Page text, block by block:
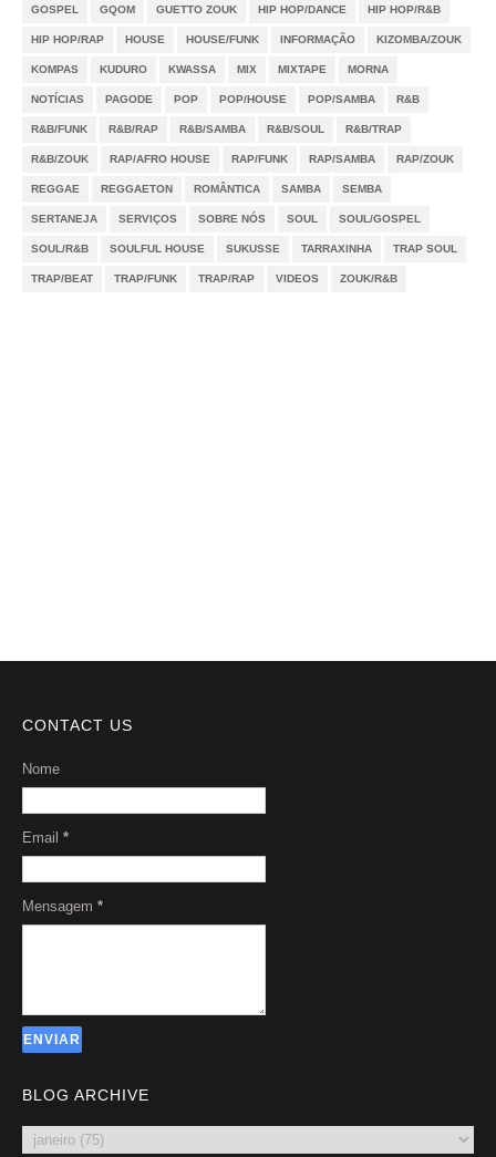
GOSPEL GQOM GUETTO ZOUK HIP HOP/DANCE HIP HOP/R&B
HIP HOP/RAP HOUSE HOUSE/FUNK INFORMAÇÃO KIZOMBA/ZOUK
KOMPAS KUDURO KWASSA MIX MIXTAPE MORNA
NOTÍCIAS PAGODE POP POP/HOUSE POP/SAMBA R&B
R&B/FUNK R&B/RAP R&B/SAMBA R&B/SOUL R&B/TRAP
R&B/ZOUK RAP/AFRO HOUSE RAP/FUNK RAP/SAMBA RAP/ZOUK
REGGAE REGGAETON ROMÂNTICA SAMBA SEMBA
SERTANEJA SERVIÇOS SOBRE NÓS SOUL SOUL/GOSPEL
SOUL/R&B SOULFUL HOUSE SUKUSSE TARRAXINHA TRAP SOUL
TRAP/BEAT TRAP/FUNK TRAP/RAP VIDEOS ZOUK/R&B
CONTACT US
Nome
Email *
Mensagem *
BLOG ARCHIVE